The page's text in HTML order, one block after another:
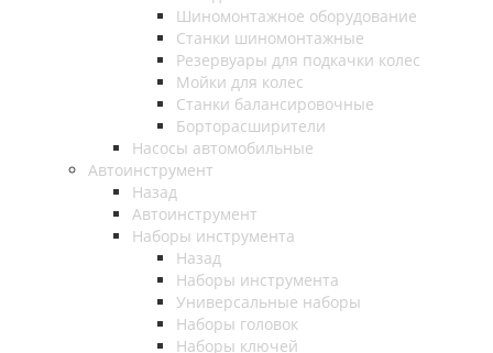
Шиномонтажное оборудование
Станки шиномонтажные
Резервуары для подкачки колес
Мойки для колес
Станки балансировочные
Борторасширители
Насосы автомобильные
Автоинструмент
Назад
Автоинструмент
Наборы инструмента
Назад
Наборы инструмента
Универсальные наборы
Наборы головок
Наборы ключей